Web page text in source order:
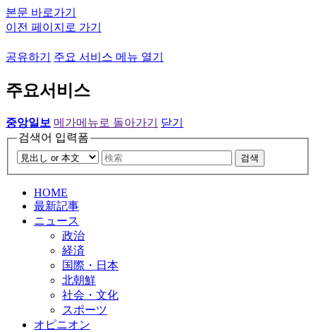
본문 바로가기
이전 페이지로 가기
공유하기 주요 서비스 메뉴 열기
주요서비스
중앙일보 메가메뉴로 돌아가기
닫기
검색어 입력폼
검색
HOME
最新記事
ニュース
政治
経済
国際・日本
北朝鮮
社会・文化
スポーツ
オピニオン